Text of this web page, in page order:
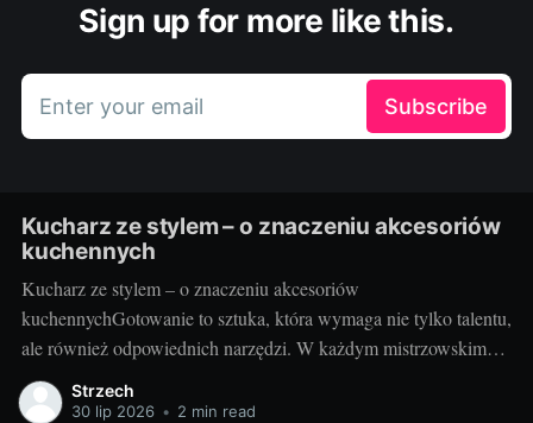
Sign up for more like this.
Enter your email Subscribe
Kucharz ze stylem – o znaczeniu akcesoriów
kuchennych
Kucharz ze stylem – o znaczeniu akcesoriów
kuchennychGotowanie to sztuka, która wymaga nie tylko talentu,
ale również odpowiednich narzędzi. W każdym mistrzowskim
daniu, za wyrafinowanym smakiem i estetycznym podaniem,
kryją się wyselekcjonowane akcesoria kuchenne. Poznaj sekrety
Strzech
30 lip 2026 • 2 min read